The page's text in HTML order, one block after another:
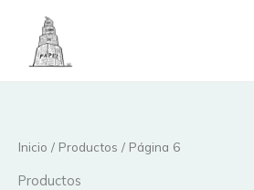
contenido
Inicio / Productos / Página 6
Productos